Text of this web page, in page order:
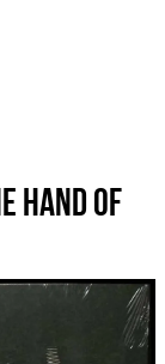
Hand Of